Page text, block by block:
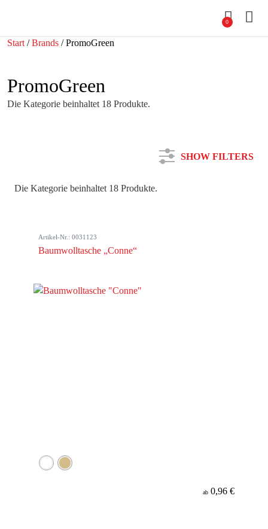
0
Start /Brands / PromoGreen
PromoGreen
Die Kategorie beinhaltet 18 Produkte.
SHOW FILTERS
Farbe
Die Kategorie beinhaltet 18 Produkte.
Artikel-Nr.: 0031123
Baumwolltasche „Conne“
ab 0,96 €